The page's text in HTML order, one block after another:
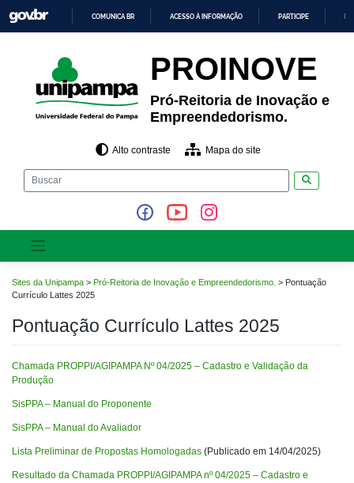
para
o
CONTEÚDO
COMUNICA BR ACESSO À INFORMAÇÃO PARTICIPE
PROINOVE
Pró-Reitoria de Inovação e
Empreendedorismo.
Alto contraste Mapa do site
Sites da Unipampa > Pró-Reitoria de Inovação e Empreendedorismo. > Pontuação
Currículo Lattes 2025
Pontuação Currículo Lattes 2025
Chamada PROPPI/AGIPAMPA Nº 04/2025 – Cadastro e Validação da
Produção
SisPPA – Manual do Proponente
SisPPA – Manual do Avaliador
Lista Preliminar de Propostas Homologadas (Publicado em 14/04/2025)
Resultado da Chamada PROPPI/AGIPAMPA nº 04/2025 – Cadastro e